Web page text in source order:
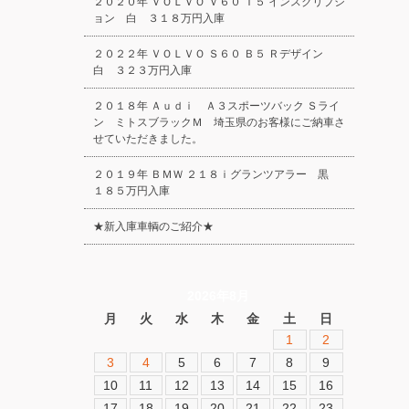
ョン 白 ３１８万円入庫
２０２２年 ＶＯＬＶＯ Ｓ６０ Ｂ５ Ｒデザイン
白 ３２３万円入庫
２０１８年 Ａｕｄｉ Ａ３スポーツバック Ｓライ
ン ミトスブラックＭ 埼玉県のお客様にご納車さ
せていただきました。
２０１９年 ＢＭＷ ２１８ｉグランツアラー 黒
１８５万円入庫
★新入庫車輌のご紹介★
月
火 水 木 金 土
日
1
2
3
4 5 6 7 8
9
10
11 12 13 14 15
16